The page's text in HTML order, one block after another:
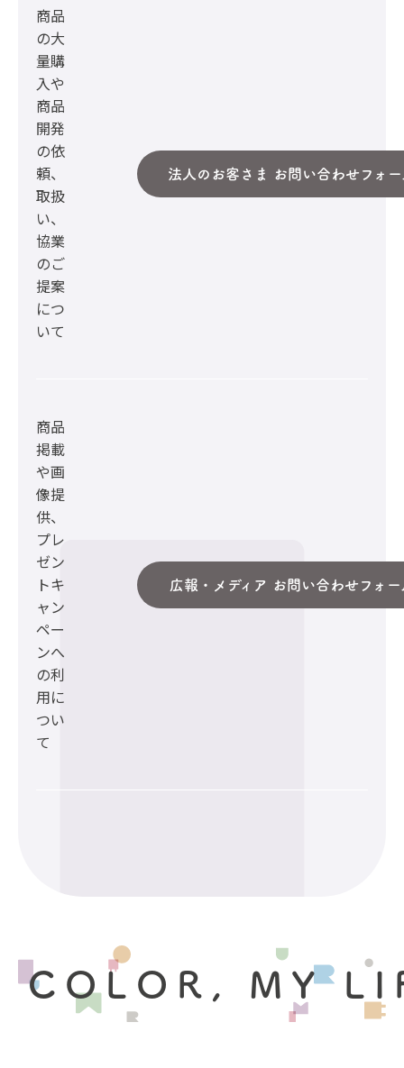
商品
の大
量購
入や
商品
開発
の依
頼、
取扱
い、
協業
のご
提案
につ
いて
法人のお客さま お問い合わせフォー
商品
掲載
や画
像提
供、
プレ
ゼン
トキ
ャン
ペー
ンへ
の利
用に
つい
て
広報・メディア お問い合わせフォー
COLOR, MY